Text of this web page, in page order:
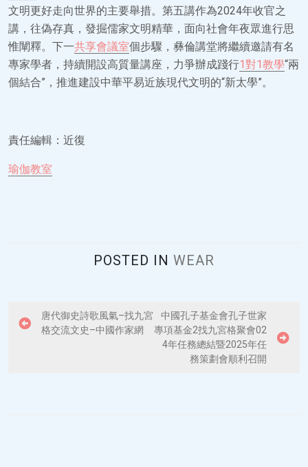
文明更好走向世界的主要舉措。第五講作為2024年收官之
講，往偽存真，發掘儒家文明精華，面向社會年夜眾進行思
惟闡釋。下一共享會議室個步驟，彝倫講堂將繼續邀請有名
專家學者，持續開設高質量講座，力爭辦成踐行1對1教學“兩
個結合”，推進建設中華平易近族現代文明的“新太學”。
責任編輯：近復
瑜伽教室
POSTED IN WEAR
P
唐代御史詩歌風氣–找九宮
格交流文史–中國作家網
中國孔子基金會孔子世家
專項基金2找九宮格聚會02
4年任務總結暨2025年任
務策劃會順利召開